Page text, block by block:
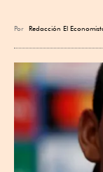
Por Redacción El